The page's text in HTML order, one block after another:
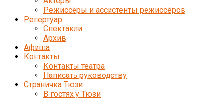
Режиссёры и ассистенты режиссёров
Репертуар
Спектакли
Архив
Афиша
Контакты
Контакты театра
Написать руководству
Страничка Тюзи
В гостях у Тюзи